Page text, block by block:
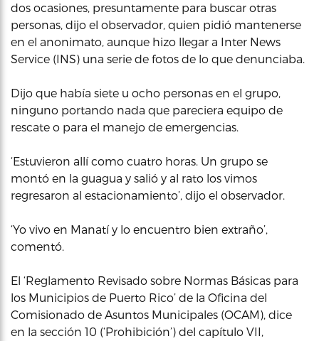
dos ocasiones, presuntamente para buscar otras
personas, dijo el observador, quien pidió mantenerse
en el anonimato, aunque hizo llegar a Inter News
Service (INS) una serie de fotos de lo que denunciaba.
Dijo que había siete u ocho personas en el grupo,
ninguno portando nada que pareciera equipo de
rescate o para el manejo de emergencias.
‘Estuvieron allí como cuatro horas. Un grupo se
montó en la guagua y salió y al rato los vimos
regresaron al estacionamiento’, dijo el observador.
‘Yo vivo en Manatí y lo encuentro bien extraño’,
comentó.
El ‘Reglamento Revisado sobre Normas Básicas para
los Municipios de Puerto Rico’ de la Oficina del
Comisionado de Asuntos Municipales (OCAM), dice
en la sección 10 (‘Prohibición’) del capítulo VII,